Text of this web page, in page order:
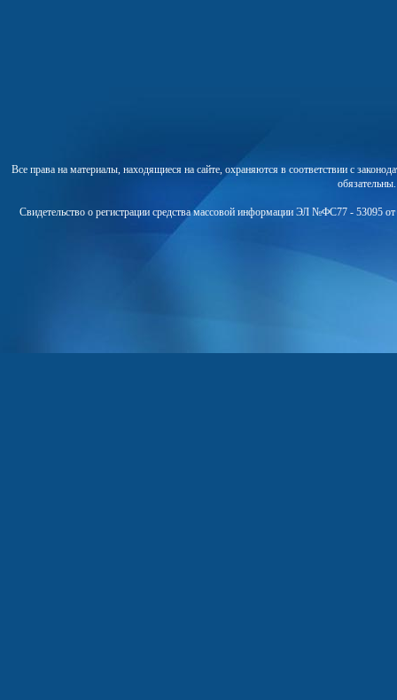
Все права на материалы, находящиеся на сайте, охраняются в соответствии с
Свидетельство о регистрации средства массовой информации ЭЛ №ФС77 - 53095